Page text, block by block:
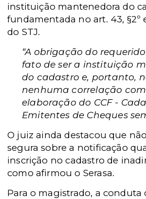
instituição mantenedora do
fundamentada no art. 43,
do STJ.
“A obrigação do
fato de ser a instituição
do cadastro e, portanto,
nenhuma correlação
elaboração do CCF -
Emitentes de Cheques
O juiz ainda destacou que
segura sobre a notificação
inscrição no cadastro de
como afirmou o Serasa.
Para o magistrado, a conduta